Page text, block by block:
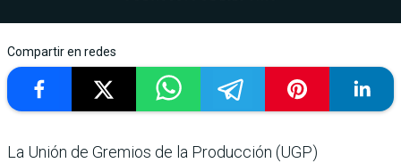
Compartir en redes
La Unión de Gremios de la Producción (UGP)